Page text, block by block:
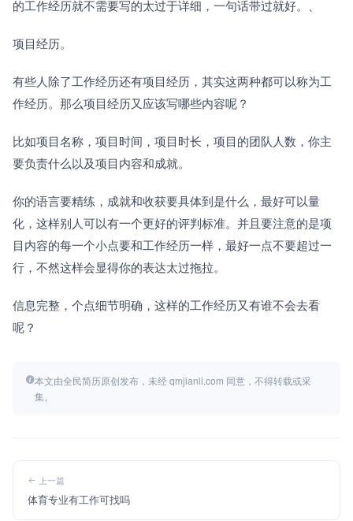
的工作经历就不需要写的太过于详细，一句话带过就好。、
项目经历。
有些人除了工作经历还有项目经历，其实这两种都可以称为工
作经历。那么项目经历又应该写哪些内容呢？
比如项目名称，项目时间，项目时长，项目的团队人数，你主
要负责什么以及项目内容和成就。
你的语言要精练，成就和收获要具体到是什么，最好可以量
化，这样别人可以有一个更好的评判标准。并且要注意的是项
目内容的每一个小点要和工作经历一样，最好一点不要超过一
行，不然这样会显得你的表达太过拖拉。
信息完整，个点细节明确，这样的工作经历又有谁不会去看
呢？
本文由全民简历原创发布，未经 qmjianli.com 同意，不得转载或采
集。
上一篇
体育专业有工作可找吗